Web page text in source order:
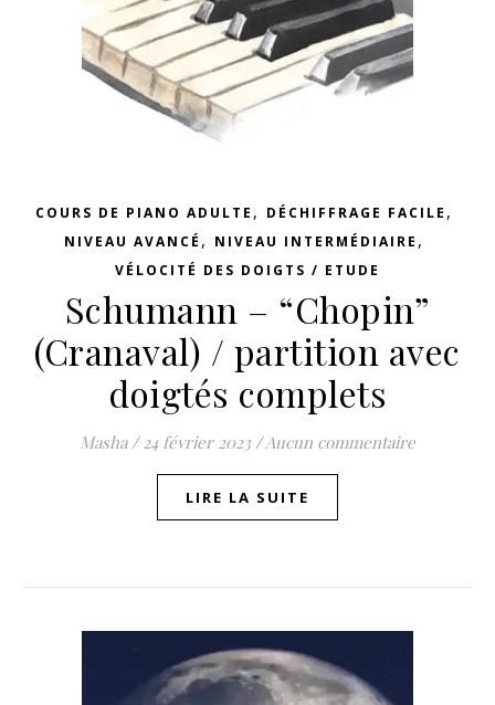
COURS DE PIANO ADULTE , DÉCHIFFRAGE FACILE ,
NIVEAU AVANCÉ , NIVEAU INTERMÉDIAIRE ,
VÉLOCITÉ DES DOIGTS / ETUDE
Schumann – “Chopin”
(Cranaval) / partition avec
doigtés complets
Masha / 24 février 2023 /Aucun commentaire
LIRE LA SUITE